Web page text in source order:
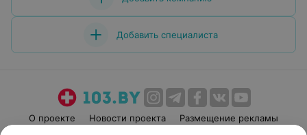
Добавить специалиста
О проекте Новости проекта
Размещение рекламы